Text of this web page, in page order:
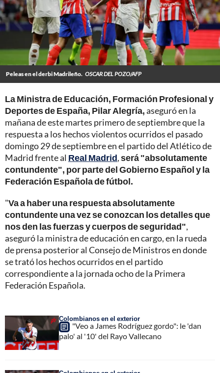
Peleas en el derbi Madrileño. OSCAR DEL POZO/AFP
La Ministra de Educación, Formación Profesional y
Deportes de España, Pilar Alegría,aseguró en la
mañana de este martes primero de septiembre que la
respuesta a los hechos violentos ocurridos el pasado
domingo 29 de septiembre en el partido del Atlético de
Madrid frente al Real Madrid,será "absolutamente
contundente", por parte del Gobierno Español y la
Federación Española de fútbol.
"Va a haber una respuesta absolutamente
contundente una vez se conozcan los detalles que
nos den las fuerzas y cuerpos de seguridad",
aseguró la ministra de educación en cargo, en la rueda
de prensa posterior al Consejo de Ministros en donde
se trató los hechos ocurridos en el partido
correspondiente a la jornada ocho de la Primera
Federación Española.
Colombianos en el exterior
"Veo a James Rodríguez gordo": le 'dan
palo' al '10' del Rayo Vallecano